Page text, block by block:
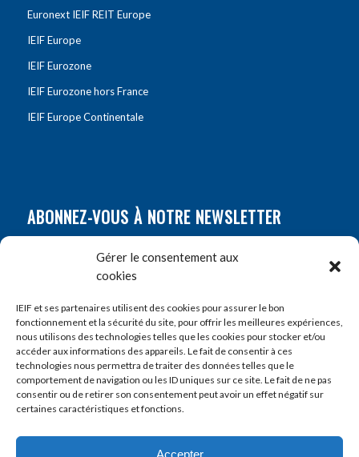
Gérer le consentement aux
cookies
IEIF et ses partenaires utilisent des cookies pour assurer le bon
fonctionnement et la sécurité du site, pour offrir les meilleures expériences,
nous utilisons des technologies telles que les cookies pour stocker et/ou
accéder aux informations des appareils. Le fait de consentir à ces
technologies nous permettra de traiter des données telles que le
comportement de navigation ou les ID uniques sur ce site. Le fait de ne pas
consentir ou de retirer son consentement peut avoir un effet négatif sur
certaines caractéristiques et fonctions.
Accepter
Euronext IEIF REIT Europe
IEIF Europe
IEIF Eurozone
IEIF Eurozone hors France
IEIF Europe Continentale
ABONNEZ-VOUS À NOTRE NEWSLETTER
Prénom
E-mail*